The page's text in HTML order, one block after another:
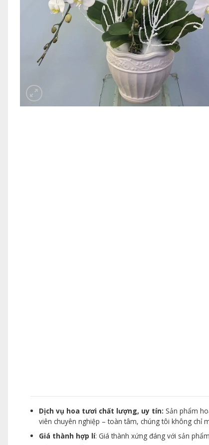
Dịch vụ hoa tươi chất lượng, uy tín: Sản phẩm
viên chuyên nghiệp – toàn tâm, chúng tôi không
Giá thành hợp lí: Giá thành xứng đáng với sản